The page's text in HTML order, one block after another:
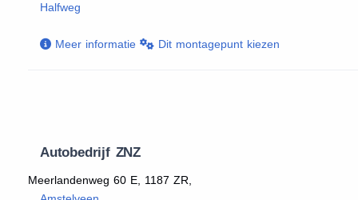
Halfweg
Meer informatie Dit montagepunt kiezen
Autobedrijf ZNZ
Meerlandenweg 60 E, 1187 ZR,